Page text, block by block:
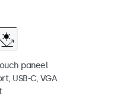
paneel
USB-C, VGA